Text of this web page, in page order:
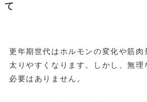
て
更年期世代はホルモンの変化や筋肉
太りやすくなります。しかし、無理
必要はありません。